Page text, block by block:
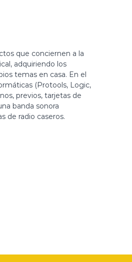
que conciernen a la
adquiriendo los
temas en casa. En el
(Protools, Logic,
previos, tarjetas de
banda sonora
de radio caseros.